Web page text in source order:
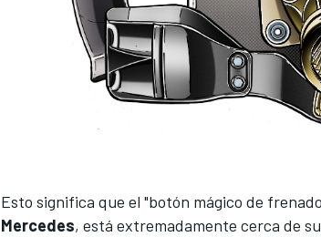
Esto significa que el "botón mágico de
Mercedes, está extremadamente cerca de